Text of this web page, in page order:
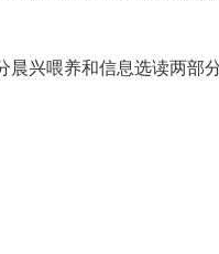
兴喂养和信息选读两部